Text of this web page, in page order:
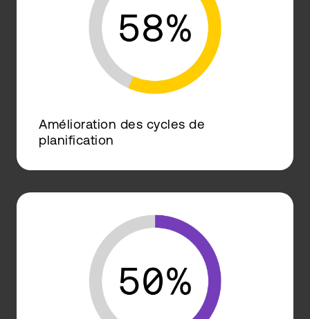
Amélioration des cycles de
planification